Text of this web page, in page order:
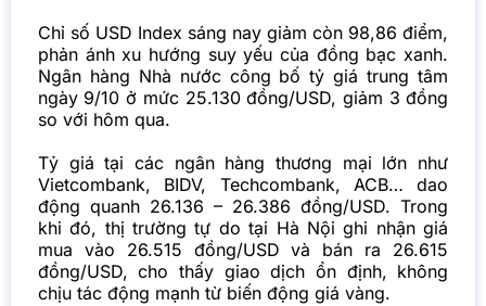
Chỉ số USD Index sáng nay giảm còn 98,86 điểm,
phản ánh xu hướng suy yếu của đồng bạc xanh.
Ngân hàng Nhà nước công bố tỷ giá trung tâm
ngày 9/10 ở mức 25.130 đồng/USD, giảm 3 đồng
so với hôm qua.
Tỷ giá tại các ngân hàng thương mại lớn như
Vietcombank, BIDV, Techcombank, ACB… dao
động quanh 26.136 – 26.386 đồng/USD. Trong
khi đó, thị trường tự do tại Hà Nội ghi nhận giá
mua vào 26.515 đồng/USD và bán ra 26.615
đồng/USD, cho thấy giao dịch ổn định, không
chịu tác động mạnh từ biến động giá vàng.